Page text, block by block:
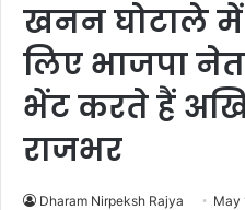
खनन घोटाले
लिए भाजपा
भेंट करते हैं
राजभर
Dharam Nirpeksh Rajya May